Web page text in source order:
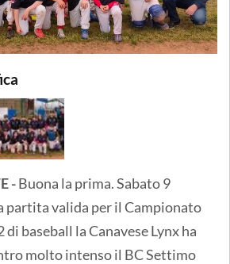
-Buona la prima. Sabato 9
partita valida per il Campionato
baseball la Canavese Lynx ha
molto intenso il BC Settimo